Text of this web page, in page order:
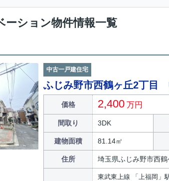
ーション物件情報一覧
中古一戸建住宅
ふじみ野市西鶴ヶ丘2丁目
価格 2,400 万円
間取り 3DK
建物面積 81.14㎡
住所 埼玉県ふじみ野市西鶴
東武東上線 「上福岡」